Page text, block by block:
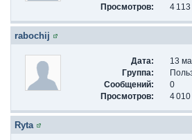
Просмотров:
4 113
rabochij
Дата:
13
Группа:
Сообщений:
0
Просмотров:
4 010
Ryta